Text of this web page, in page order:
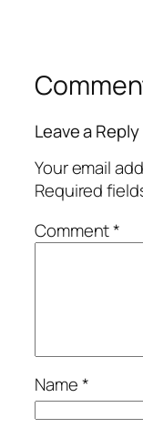
Leave a Reply
Your email
Required
Comment*
Name*